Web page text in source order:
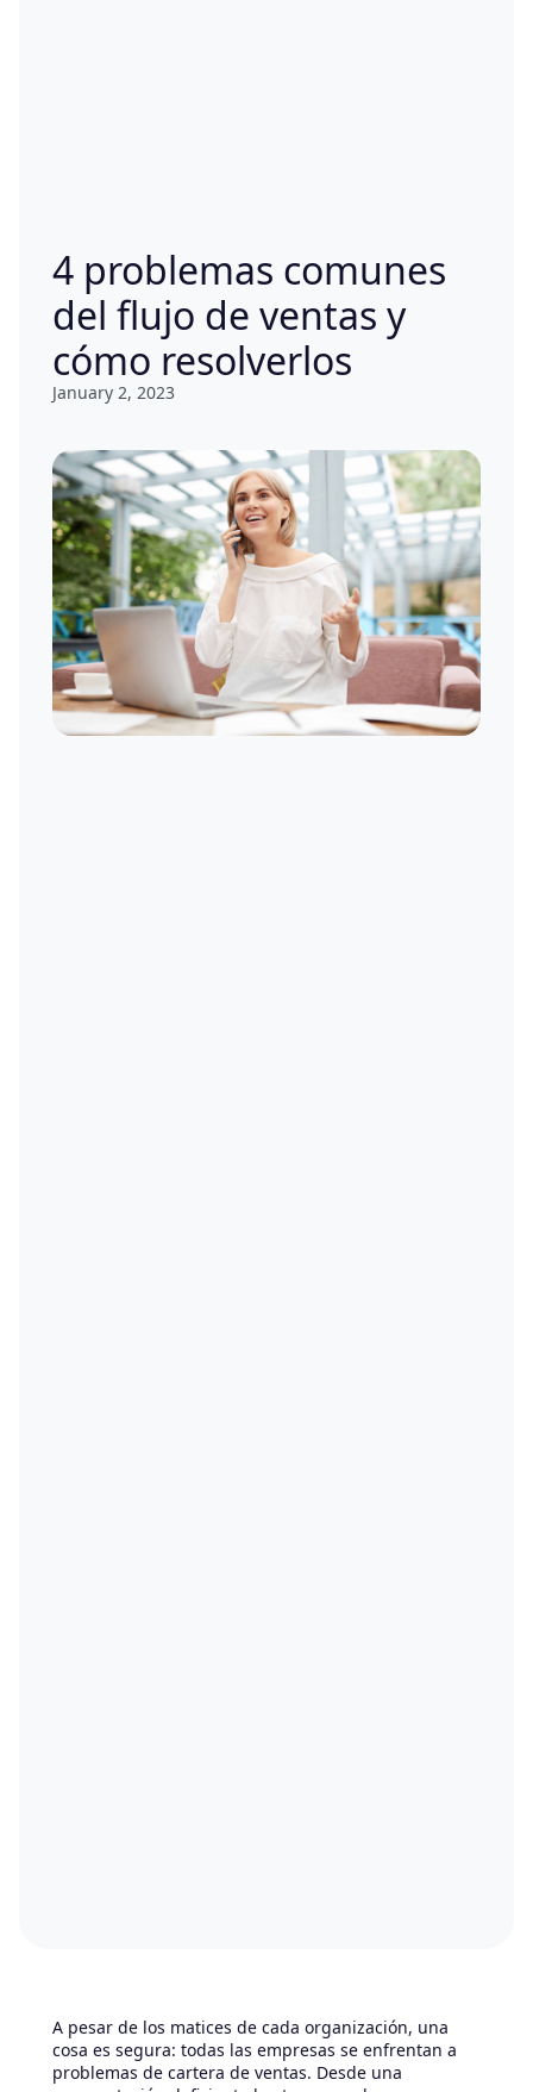
4 problemas comunes
del flujo de ventas y
cómo resolverlos
January 2, 2023
A pesar de los matices de cada organización, una
cosa es segura: todas las empresas se enfrentan a
problemas de cartera de ventas. Desde una